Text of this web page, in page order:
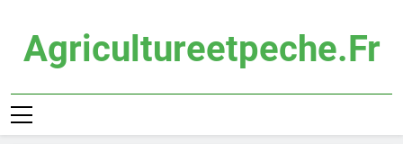
contentAgricultureetpeche.fr